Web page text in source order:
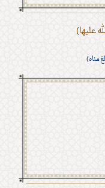
عليها)
مناه)